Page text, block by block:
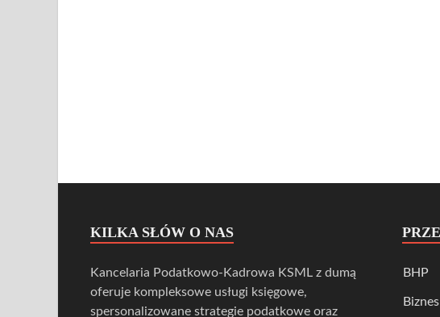
KILKA SŁÓW O NAS
Kancelaria Podatkowo-Kadrowa KSML z dumą
oferuje kompleksowe usługi księgowe,
spersonalizowane strategie podatkowe oraz
BHP
Biznes